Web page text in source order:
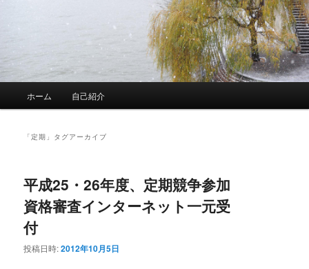
ホーム 自己紹介
「定期 」タグアーカイブ
平成25・26年度、定期競争参加
資格審査インターネット一元受
付
投稿日時:2012年10月5日